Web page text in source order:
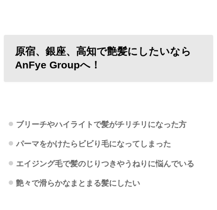
原宿、銀座、高知で艶髪にしたいなら
AnFye Groupへ！
ブリーチやハイライトで髪がチリチリになった方
パーマをかけたらビビり毛になってしまった
エイジング毛で髪のじりつきやうねりに悩んでいる
艶々で滑らかなまとまる髪にしたい